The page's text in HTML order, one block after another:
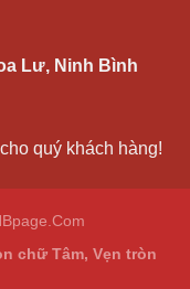
Lư, Ninh Bình
quý khách hàng!
chữ Tâm, Vẹn tròn